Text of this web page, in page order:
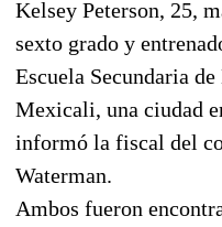
Kelsey Peterson, 25,
sexto grado y
Escuela Secundaria
Mexicali, una ciudad
informó la fiscal del
Waterman.
Ambos fueron